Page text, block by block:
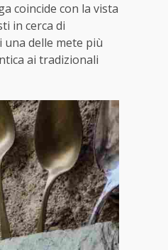
coincide con la vista
in cerca di
delle mete più
ai tradizionali